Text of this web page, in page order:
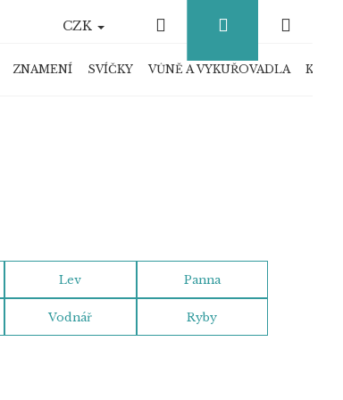
ZNAMENÍ SVÍČKY VŮNĚ A VYKUŘOVADLA
CZK Hledat Přihlášení
košík
Lev Panna
Vodnář Ryby